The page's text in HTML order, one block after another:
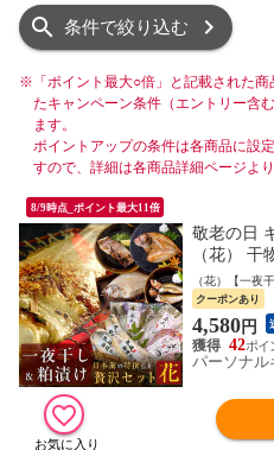
条件で絞り込む
※ 「ポイント最大○倍」と記載された
たキャンペーン条件（エントリー含
ます。
ポイントアップの条件は各商品に設
すので、詳細は各商品詳細ページよ
8/9時点_ポイント最大11倍
敬老の日
（花） 干
ギフト 送
（花）【一夜
クーポンあり
4,580円
42
パーソナル